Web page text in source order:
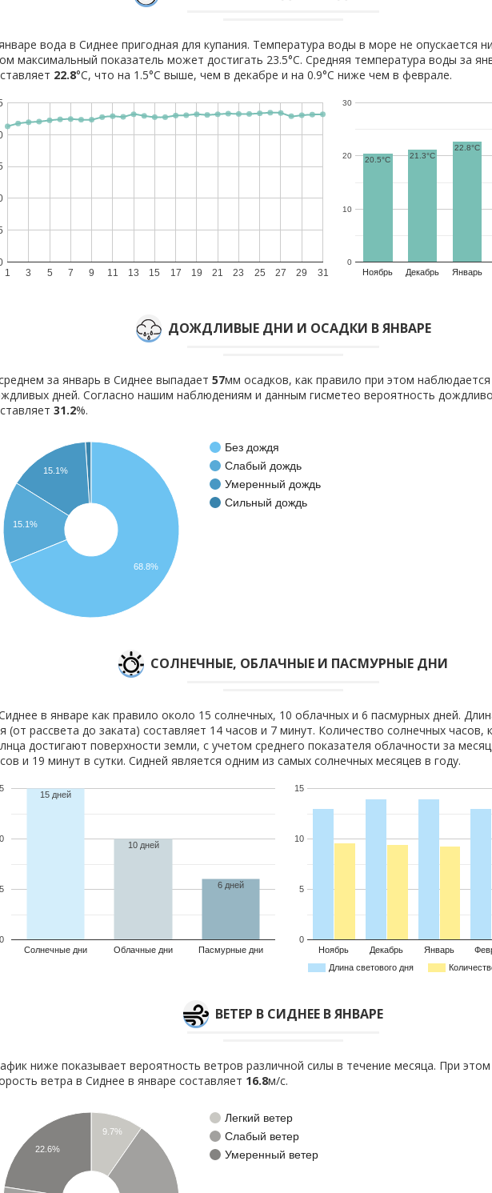
вода в Сиднее пригодная для купания. Температура воды в море не опускается
максимальный показатель может достигать 23.5°C. Средняя температура воды за
22.8°C, что на 1.5°C выше, чем в декабре и на 0.9°C ниже чем в феврале.
1 3 5 7 9 11 13 15 17 19 21 23 25 27 29 31 Ноябрь Декабрь Январь
0
10
20
30
20.5°C 21.3°C
22.8°C
ДОЖДЛИВЫЕ ДНИ И ОСАДКИ В ЯНВАРЕ
за январь в Сиднее выпадает 57мм осадков, как правило при этом
дней. Согласно нашим наблюдениям и данным гисметео вероятность
31.2%.
Без дождя
Слабый дождь
Умеренный дождь
Сильный дождь
15.1%
15.1%
68.8%
CОЛНЕЧНЫЕ, ОБЛАЧНЫЕ И ПАСМУРНЫЕ ДНИ
в январе как правило около 15 солнечных, 10 облачных и 6 пасмурных дней.
(от рассвета до заката) составляет 14 часов и 7 минут. Количество солнечных часов,
достигают поверхности земли, с учетом среднего показателя облачности за
и 19 минут в сутки. Сидней является одним из самых солнечных месяцев в году.
Солнечные дни Облачные дни Пасмурные дни
0
5
15 дней
10 дней
6 дней
Длина светового дня
Ноябрь Декабрь Январь
0
5
10
15
ВЕТЕР В СИДНЕЕ В ЯНВАРЕ
ниже показывает вероятность ветров различной силы в течение месяца. При этом
ветра в Сиднее в январе составляет 16.8м/с.
Легкий ветер
Слабый ветер
Умеренный ветер
9.7%
22.6%